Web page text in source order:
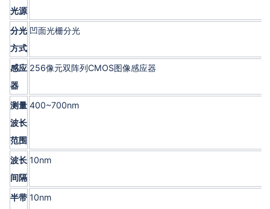
光源
分光
方式
凹面光栅分光
感应
器
256像元双阵列CMOS图像感应器
测量
波长
范围
400~700nm
波长
间隔
10nm
半带 10nm